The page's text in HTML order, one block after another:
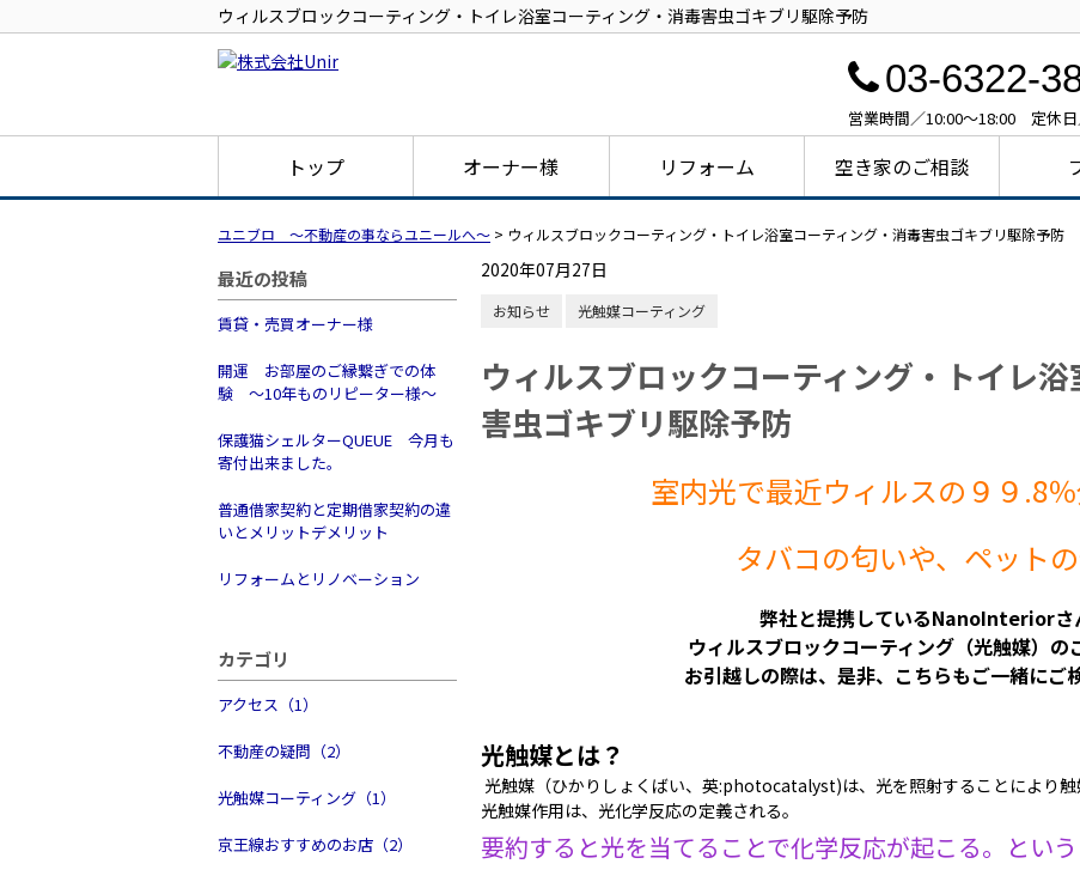
ウィルスブロックコーティング・トイレ浴室コーティング・消毒害虫ゴキブリ駆除予防
03-6322-
営業時間／10:00～18:00 定休
トップ オーナー様 リフォーム 空き家のご相談
ユニブロ ～不動産の事ならユニールへ～ > ウィルスブロックコーティング・トイレ浴室コーティング・消毒害虫ゴキブリ駆除予防
最近の投稿
賃貸・売買オーナー様
開運 お部屋のご縁繋ぎでの体
験 ～10年ものリピーター様～
保護猫シェルターQUEUE 今月も
寄付出来ました。
普通借家契約と定期借家契約の違
いとメリットデメリット
リフォームとリノベーション
カテゴリ
アクセス（1）
不動産の疑問（2）
光触媒コーティング（1）
京王線おすすめのお店（2）
2020年07月27日
お知らせ 光触媒コーティング
ウィルスブロックコーティング・トイレ
害虫ゴキブリ駆除予防
室内光で最近ウィルスの９９.8％
タバコの匂いや、ペット
弊社と提携しているNanoInteriorさ
ウィルスブロックコーティング（光触媒）の
お引越しの際は、是非、こちらもご一緒にご
光触媒とは？
光触媒（ひかりしょくばい、英:photocatalyst)は、光を照射することにより触
光触媒作用は、光化学反応の定義される。
要約すると光を当てることで化学反応が起こる。という